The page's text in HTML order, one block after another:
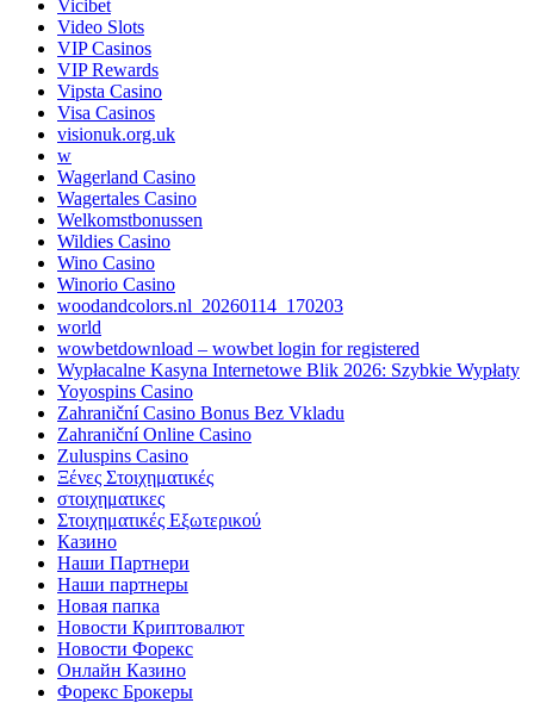
Vicibet
Video Slots
VIP Casinos
VIP Rewards
Vipsta Casino
Visa Casinos
visionuk.org.uk
w
Wagerland Casino
Wagertales Casino
Welkomstbonussen
Wildies Casino
Wino Casino
Winorio Casino
woodandcolors.nl_20260114_170203
world
wowbetdownload – wowbet login for registered
Wypłacalne Kasyna Internetowe Blik 2026: Szybkie Wypłaty
Yoyospins Casino
Zahraniční Casino Bonus Bez Vkladu
Zahraniční Online Casino
Zuluspins Casino
Ξένες Στοιχηματικές
στοιχηματικες
Στοιχηματικές Εξωτερικού
Казино
Наши Партнери
Наши партнеры
Новая папка
Новости Криптовалют
Новости Форекс
Онлайн Казино
Форекс Брокеры